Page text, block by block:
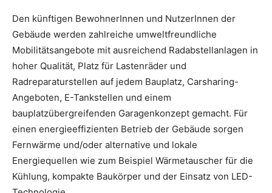
Den künftigen BewohnerInnen und NutzerInnen der
Gebäude werden zahlreiche umweltfreundliche
Mobilitätsangebote mit ausreichend Radabstellanlagen in
hoher Qualität, Platz für Lastenräder und
Radreparaturstellen auf jedem Bauplatz, Carsharing-
Angeboten, E-Tankstellen und einem
bauplatzübergreifenden Garagenkonzept gemacht. Für
einen energieeffizienten Betrieb der Gebäude sorgen
Fernwärme und/oder alternative und lokale
Energiequellen wie zum Beispiel Wärmetauscher für die
Kühlung, kompakte Baukörper und der Einsatz von LED-